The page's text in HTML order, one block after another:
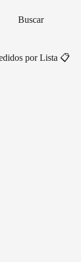
por Lista 📋